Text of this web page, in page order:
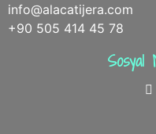
info@alacatijera.com
+90 505 414 45 78
Sosyal